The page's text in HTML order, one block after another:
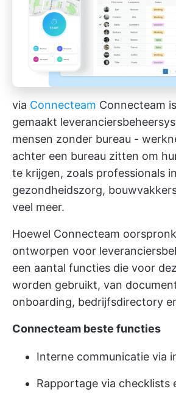
via Connecteam Connecteam
gemaakt
mensen zonder bureau -
achter een bureau zitten om
te krijgen, zoals professionals
gezondheidszorg,
veel meer.
Hoewel Connecteam
ontworpen voor
een aantal functies die voor
worden gebruikt, van
onboarding, bedrijfsdirectory
Connecteam beste functies
Interne communicatie via
Rapportage via checklists